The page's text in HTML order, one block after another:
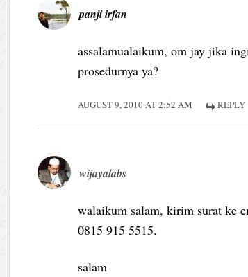
panji irfan
assalamualaikum, om jay jika
prosedurnya ya?
AUGUST 9, 2010 AT 2:52 AM REPLY
wijayalabs
walaikum salam, kirim surat ke
0815 915 5515.
salam